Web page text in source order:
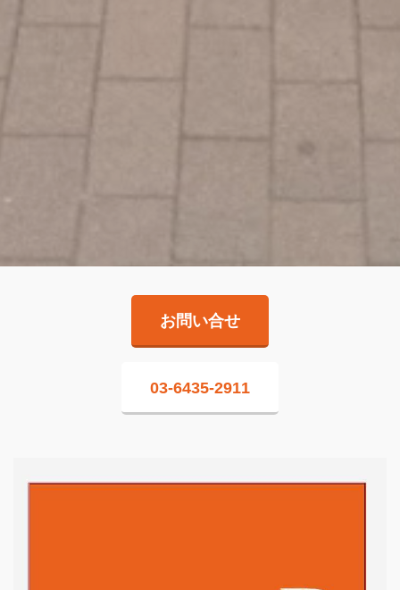
お問い合せ
03-6435-2911